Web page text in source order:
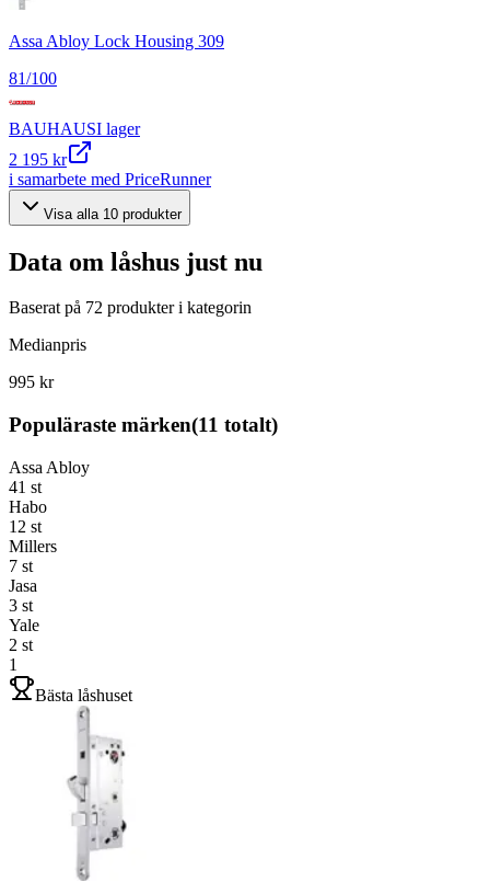
Assa Abloy Lock Housing 309
81/100
BAUHAUSI lager
2 195 kr
i samarbete med PriceRunner
Visa alla 10 produkter
Data om låshus just nu
Baserat på 72 produkter i kategorin
Medianpris
995 kr
Populäraste märken(11 totalt)
Assa Abloy
41 st
Habo
12 st
Millers
7 st
Jasa
3 st
Yale
2 st
1
Bästa låshuset